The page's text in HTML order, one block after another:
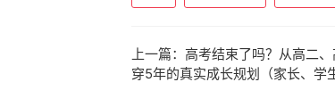
这些话家长觉得是提醒、
几句唠叨打乱，变得烦躁、敏
上一篇： 高考结束了吗？从高二
穿5年的真实成长规划（家长、学